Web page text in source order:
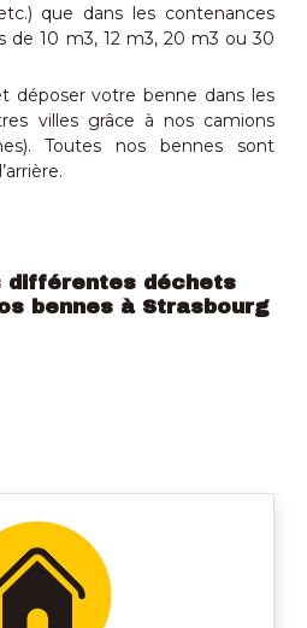
que dans les contenances
de 10 m3, 12 m3, 20 m3 ou 30
déposer votre benne dans les
villes grâce à nos camions
Toutes nos bennes sont
différentes déchets
bennes à Strasbourg